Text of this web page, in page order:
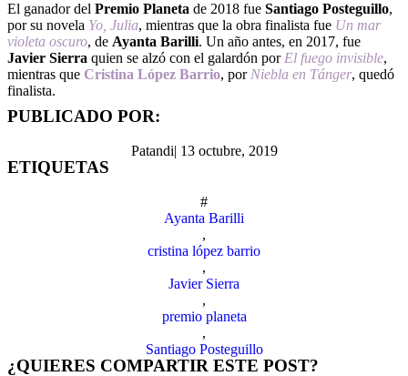
El ganador del Premio Planeta de 2018 fue Santiago Posteguillo,
por su novela Yo, Julia, mientras que la obra finalista fue Un mar
violeta oscuro, de Ayanta Barilli. Un año antes, en 2017, fue
Javier Sierra quien se alzó con el galardón por El fuego invisible,
mientras que Cristina López Barrio, por Niebla en Tánger, quedó
finalista.
PUBLICADO POR:
Patandi| 13 octubre, 2019
ETIQUETAS
#
Ayanta Barilli
,
cristina lópez barrio
,
Javier Sierra
,
premio planeta
,
Santiago Posteguillo
¿QUIERES COMPARTIR ESTE POST?